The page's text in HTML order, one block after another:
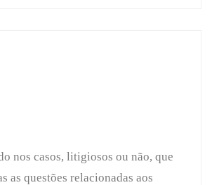
nos casos, litigiosos ou não, que
as questões relacionadas aos